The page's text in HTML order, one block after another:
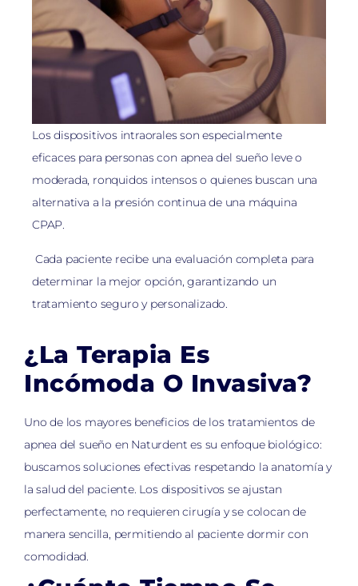
Los dispositivos intraorales son especialmente
eficaces para personas con apnea del sueño leve o
moderada, ronquidos intensos o quienes buscan una
alternativa a la presión continua de una máquina
CPAP.
Cada paciente recibe una evaluación completa para
determinar la mejor opción, garantizando un
tratamiento seguro y personalizado.
¿La Terapia Es
Incómoda O Invasiva?
Uno de los mayores beneficios de los tratamientos de
apnea del sueño en Naturdent es su enfoque biológico:
buscamos soluciones efectivas respetando la anatomía y
la salud del paciente. Los dispositivos se ajustan
perfectamente, no requieren cirugía y se colocan de
manera sencilla, permitiendo al paciente dormir con
comodidad.